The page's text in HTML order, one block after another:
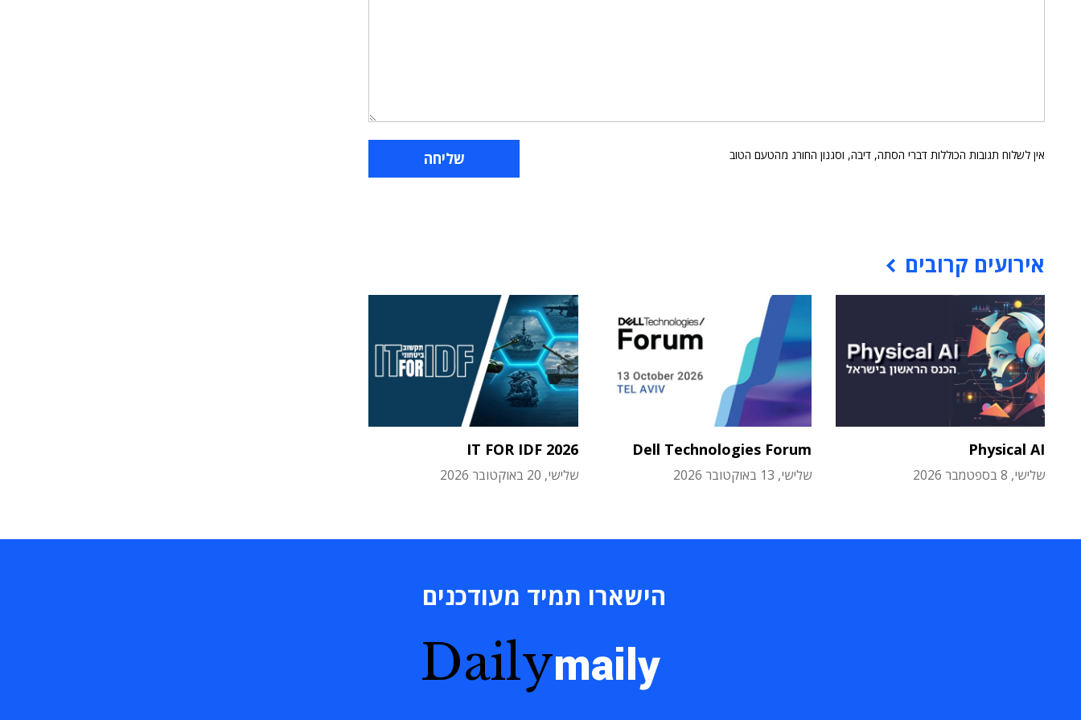
אין לשלוח תגובות הכוללות דברי הסתה, דיבה, וסגנון החורג מהטעם הטוב
אירועים קרובים
Physical AI
שלישי, 8 בספטמבר 2026
Dell Technologies Forum
שלישי, 13 באוקטובר 2026
IT FOR IDF 2026
שלישי, 20 באוקטובר 2026
הישארו תמיד מעודכנים
Dailymaily